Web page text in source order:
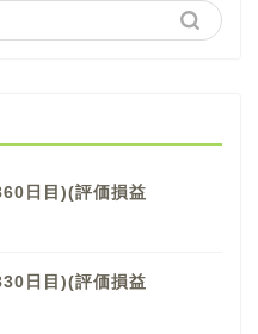
日目)(評価損益
日目)(評価損益